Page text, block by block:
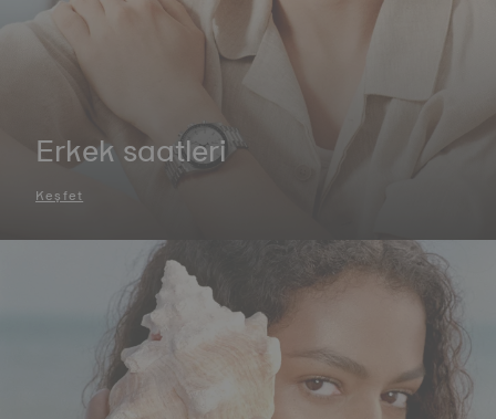
Erkek saatleri
Keşfet